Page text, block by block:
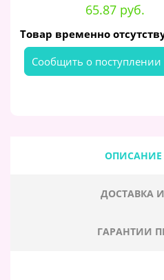
65.87 руб.
Товар временно
Cообщить о поступлении
ОПИСАНИЕ
ДОСТАВКА
ГАРАНТИИ